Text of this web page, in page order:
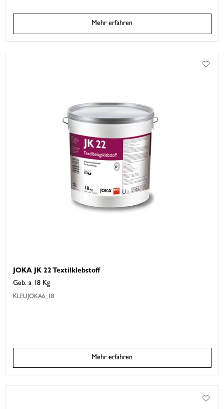
Mehr erfahren
JOKA JK 22 Textilklebstoff
Geb. a 18 Kg
KLEUJOKA6_18
Mehr erfahren